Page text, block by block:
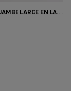
PANTALON JAMBE LARGE EN LAINE VIERGE ITALIENNE